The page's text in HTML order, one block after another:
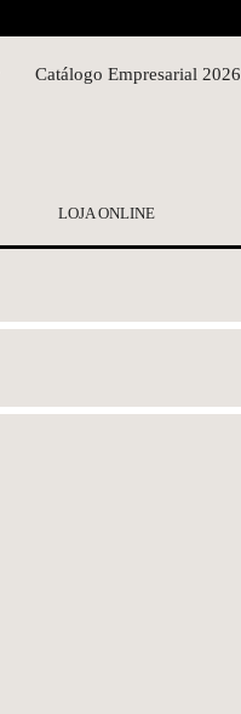
Catálogo Empresarial 2026
LOJA ONLINE